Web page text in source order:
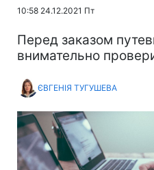
10:58 24.12.2021 Пт
Перед заказом
внимательно
ЄВГЕНІЯ ТУГУШЕВА